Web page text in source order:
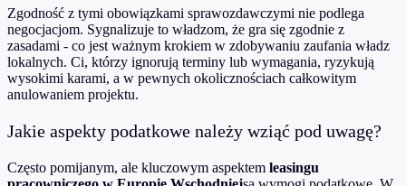
Zgodność z tymi obowiązkami sprawozdawczymi nie podlega
negocjacjom. Sygnalizuje to władzom, że gra się zgodnie z
zasadami - co jest ważnym krokiem w zdobywaniu zaufania władz
lokalnych. Ci, którzy ignorują terminy lub wymagania, ryzykują
wysokimi karami, a w pewnych okolicznościach całkowitym
anulowaniem projektu.
Jakie aspekty podatkowe należy wziąć pod uwagę?
Często pomijanym, ale kluczowym aspektem leasingu